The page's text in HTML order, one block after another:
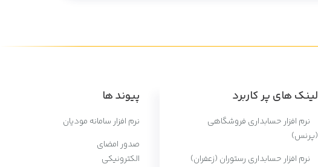
لینک های پر کاربرد
نرم افزار حسابداری فروشگاهی
(پرنس)
نرم افزار حسابداری رستوران (زعفران)
پیوند ها
نرم افزار سامانه مودیان
صدور امضای
الکترونیکی